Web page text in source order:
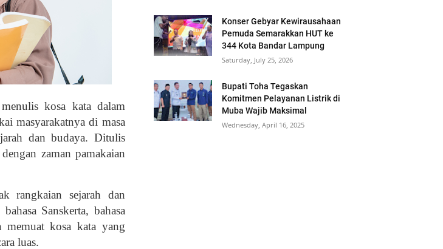
kosa kata dalam
masyarakatnya di masa
dan budaya. Ditulis
zaman pamakaian
rangkaian sejarah dan
Sanskerta, bahasa
memuat kosa kata yang
luas.
Konser Gebyar Kewirausahaan
Pemuda Semarakkan HUT ke
344 Kota Bandar Lampung
Saturday, July 25, 2026
Bupati Toha Tegaskan
Komitmen Pelayanan Listrik di
Muba Wajib Maksimal
Wednesday, April 16, 2025